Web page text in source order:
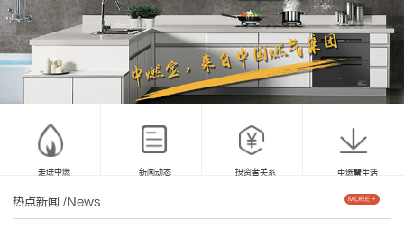
走进中燃 新闻动态 投资者关系 中燃慧生活
热点新闻 /News MORE +